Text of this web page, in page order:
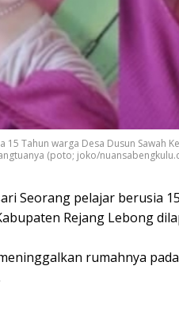
15 Tahun warga Desa Dusun Sawah
(poto; joko/
Seorang pelajar berusia
Rejang Lebong
rumahnya